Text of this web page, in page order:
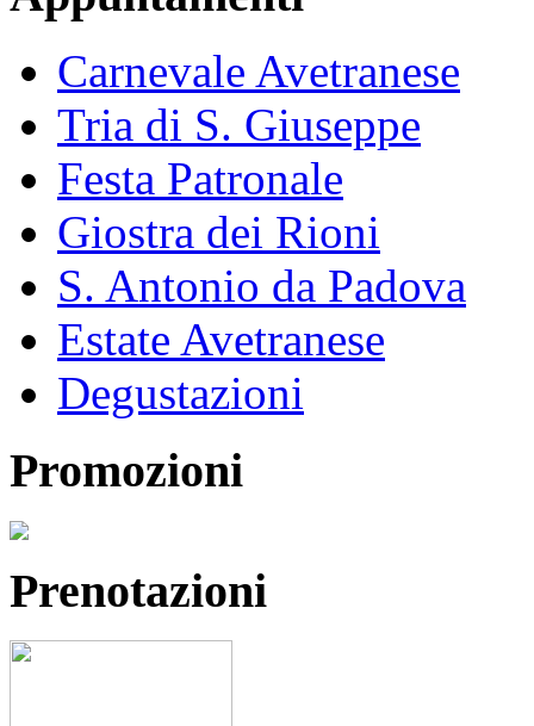
Carnevale Avetranese
Tria di S. Giuseppe
Festa Patronale
Giostra dei Rioni
S. Antonio da Padova
Estate Avetranese
Degustazioni
Promozioni
Prenotazioni